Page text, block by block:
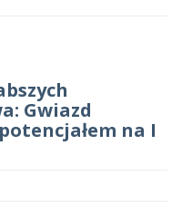
Gwiazd
na I